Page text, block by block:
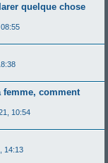
quelque chose
femme, comment
10:54
14:13